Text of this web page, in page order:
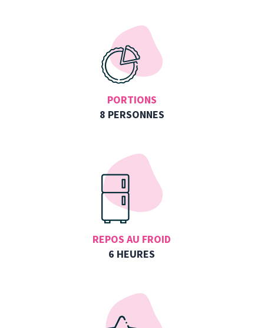
PORTIONS
8 PERSONNES
REPOS AU FROID
6 HEURES